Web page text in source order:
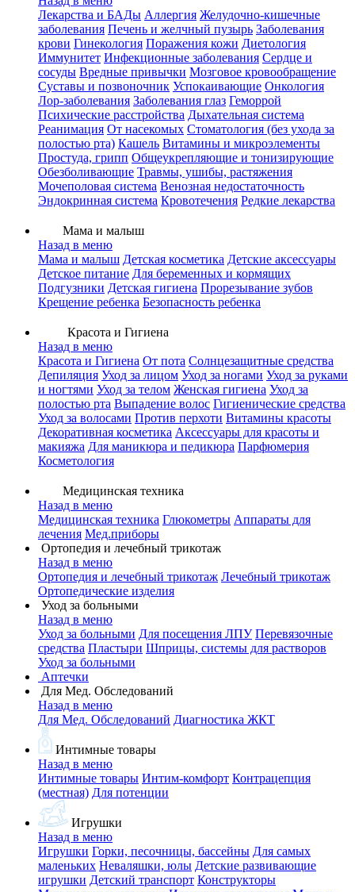
Лекарства и БАДы Аллергия Желудочно-кишечные
заболевания Печень и желчный пузырь Заболевания
крови Гинекология Поражения кожи Диетология
Иммунитет Инфекционные заболевания Сердце и
сосуды Вредные привычки Мозговое кровообращение
Суставы и позвоночник Успокаивающие Онкология
Лор-заболевания Заболевания глаз Геморрой
Психические расстройства Дыхательная система
Реанимация От насекомых Стоматология (без ухода за
полостью рта) Кашель Витамины и микроэлементы
Простуда, грипп Общеукрепляющие и тонизирующие
Обезболивающие Травмы, ушибы, растяжения
Мочеполовая система Венозная недостаточность
Эндокринная система Кровотечения Редкие лекарства
Мама и малыш
Назад в меню
Мама и малыш Детская косметика Детские аксессуары
Детское питание Для беременных и кормящих
Подгузники Детская гигиена Прорезывание зубов
Крещение ребенка Безопасность ребенка
Красота и Гигиена
Назад в меню
Красота и Гигиена От пота Солнцезащитные средства
Депиляция Уход за лицом Уход за ногами Уход за руками
и ногтями Уход за телом Женская гигиена Уход за
полостью рта Выпадение волос Гигиенические средства
Уход за волосами Против перхоти Витамины красоты
Декоративная косметика Аксессуары для красоты и
макияжа Для маникюра и педикюра Парфюмерия
Косметология
Медицинская техника
Назад в меню
Медицинская техника Глюкометры Аппараты для
лечения Мед.приборы
Ортопедия и лечебный трикотаж
Назад в меню
Ортопедия и лечебный трикотаж Лечебный трикотаж
Ортопедические изделия
Уход за больными
Назад в меню
Уход за больными Для посещения ЛПУ Перевязочные
средства Пластыри Шприцы, системы для растворов
Уход за больными
Аптечки
Для Мед. Обследований
Назад в меню
Для Мед. Обследований Диагностика ЖКТ
Интимные товары
Назад в меню
Интимные товары Интим-комфорт Контрацепция
(местная) Для потенции
Игрушки
Назад в меню
Игрушки Горки, песочницы, бассейны Для самых
маленьких Неваляшки, юлы Детские развивающие
игрушки Детский транспорт Конструкторы